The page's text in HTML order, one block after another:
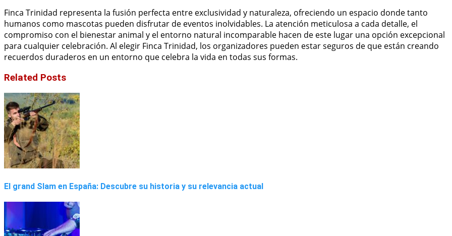
Finca Trinidad representa la fusión perfecta entre exclusividad y naturaleza, ofreciendo un espacio donde tanto
humanos como mascotas pueden disfrutar de eventos inolvidables. La atención meticulosa a cada detalle, el
compromiso con el bienestar animal y el entorno natural incomparable hacen de este lugar una opción excepcional
para cualquier celebración. Al elegir Finca Trinidad, los organizadores pueden estar seguros de que están creando
recuerdos duraderos en un entorno que celebra la vida en todas sus formas.
Related Posts
El grand Slam en España: Descubre su historia y su relevancia actual